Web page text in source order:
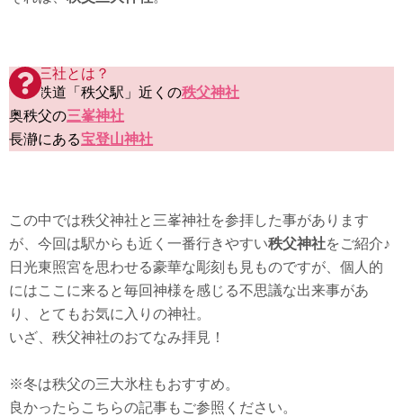
秩父三社とは？
秩父鉄道「秩父駅」近くの秩父神社
奥秩父の三峯神社
長瀞にある宝登山神社
この中では秩父神社と三峯神社を参拝した事があります
が、今回は駅からも近く一番行きやすい秩父神社をご紹介♪
日光東照宮を思わせる豪華な彫刻も見ものですが、個人的
にはここに来ると毎回神様を感じる不思議な出来事があ
り、とてもお気に入りの神社。
いざ、秩父神社のおてなみ拝見！
※冬は秩父の三大氷柱もおすすめ。
良かったらこちらの記事もご参照ください。